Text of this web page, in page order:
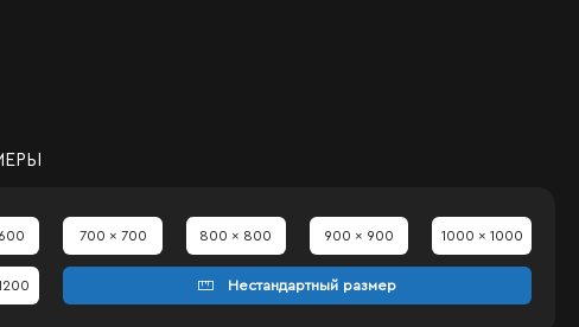
700 x 700 800 x 800 900 x 900 1000 x 1000
Нестандартный размер